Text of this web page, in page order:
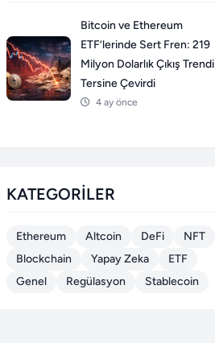
Bitcoin ve Ethereum
ETF’lerinde Sert Fren: 219
Milyon Dolarlık Çıkış Trendi
Tersine Çevirdi
4 ay önce
KATEGORILER
Ethereum Altcoin DeFi
NFT
Blockchain
Yapay Zeka
ETF
Genel
Regülasyon Stablecoin